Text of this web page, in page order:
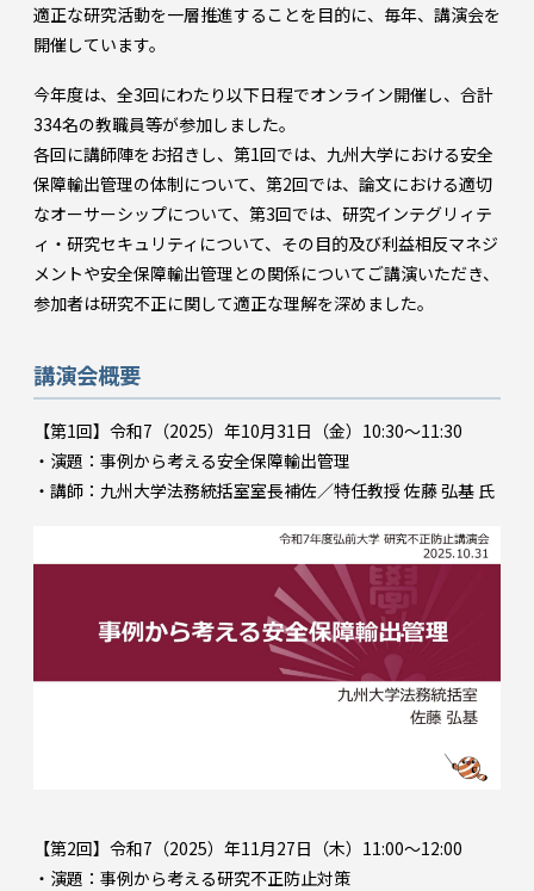
適正な研究活動を一層推進することを目的に、毎年、講演会を
開催しています。
今年度は、全3回にわたり以下日程でオンライン開催し、合計
334名の教職員等が参加しました。
各回に講師陣をお招きし、第1回では、九州大学における安全
保障輸出管理の体制について、第2回では、論文における適切
なオーサーシップについて、第3回では、研究インテグリィテ
ィ・研究セキュリティについて、その目的及び利益相反マネジ
メントや安全保障輸出管理との関係についてご講演いただき、
参加者は研究不正に関して適正な理解を深めました。
講演会概要
【第1回】令和7（2025）年10月31日（金）10:30～11:30
・演題：事例から考える安全保障輸出管理
・講師：九州大学法務統括室室長補佐／特任教授 佐藤 弘基 氏
【第2回】令和7（2025）年11月27日（木）11:00～12:00
・演題：事例から考える研究不正防止対策